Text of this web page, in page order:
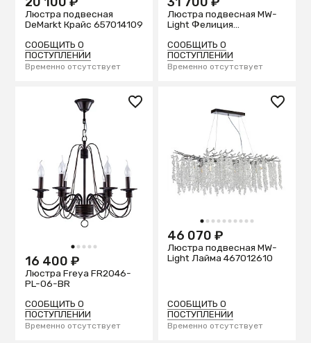
Люстра подвесная
DeMarkt Крайс 657014109
СООБЩИТЬ О
ПОСТУПЛЕНИИ
Временно отсутствует
Люстра подвесная MW-
Light Фелиция
СООБЩИТЬ О
ПОСТУПЛЕНИИ
Временно отсутствует
1 2 3 4 5
16 400 ₽
Люстра Freya FR2046-
PL-06-BR
СООБЩИТЬ О
ПОСТУПЛЕНИИ
Временно отсутствует
1 2 3 4 5 6 7 8 9 10
46 070 ₽
Люстра подвесная MW-
Light Лайма 467012610
СООБЩИТЬ О
ПОСТУПЛЕНИИ
Временно отсутствует